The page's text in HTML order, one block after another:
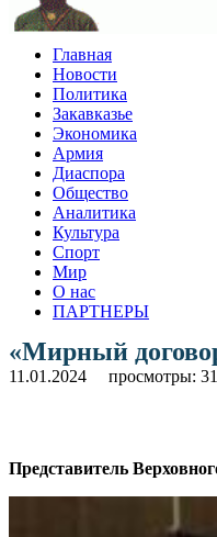
Главная
Новости
Политика
Закавказье
Экономика
Армия
Диаспора
Общество
Аналитика
Культура
Спорт
Мир
О нас
ПАРТНЕРЫ
«Мирный
11.01.2024 просмотры:
Представитель